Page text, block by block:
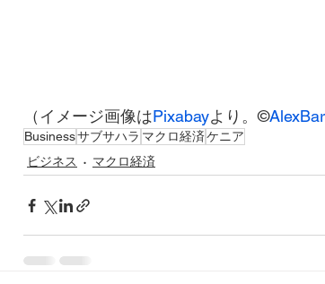
（イメージ画像はPixabayより。©
Businessサブサハラ マクロ経済ケニア
ビジネス
マクロ経済